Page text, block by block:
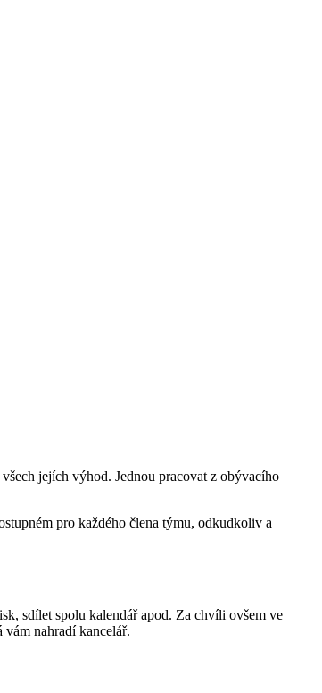
jejích výhod. Jednou pracovat z obývacího
pro každého člena týmu, odkudkoliv a
sdílet spolu kalendář apod. Za chvíli ovšem ve
vám nahradí kancelář.